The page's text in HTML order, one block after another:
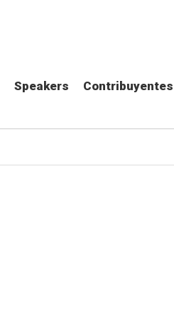
Speakers Contribuyentes